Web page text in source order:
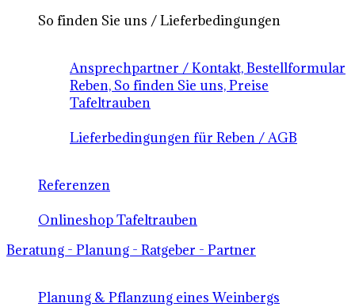
So finden Sie uns / Lieferbedingungen
Ansprechpartner / Kontakt, Bestellformular
Reben, So finden Sie uns, Preise
Tafeltrauben
Lieferbedingungen für Reben / AGB
Referenzen
Onlineshop Tafeltrauben
Beratung - Planung - Ratgeber - Partner
Planung & Pflanzung eines Weinbergs